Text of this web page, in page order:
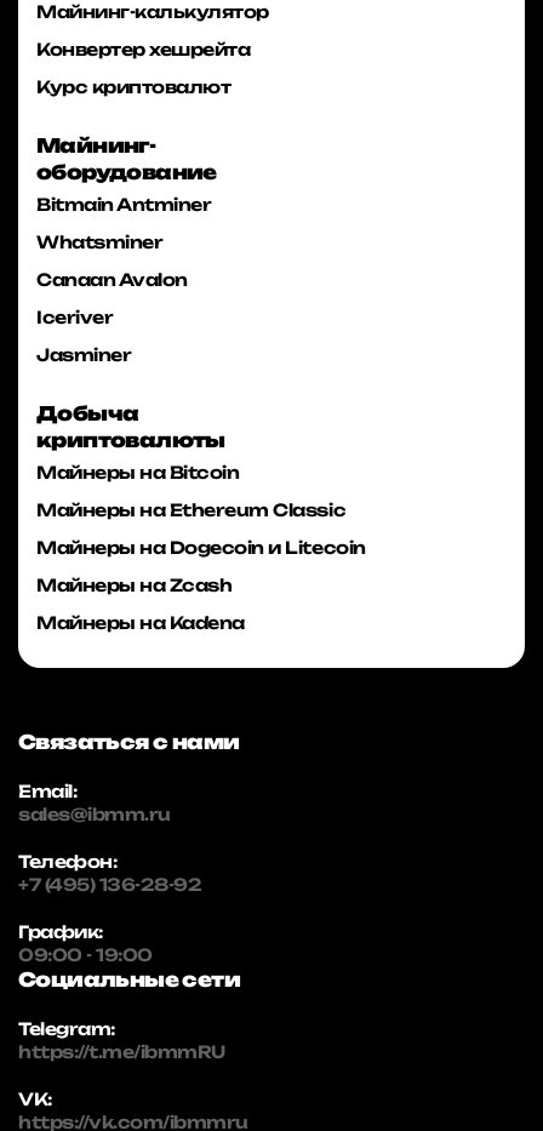
Майнинг-калькулятор
Конвертер хешрейта
Курс криптовалют
Майнинг-
оборудование
Bitmain Antminer
Whatsminer
Canaan Avalon
Iceriver
Jasminer
Добыча
криптовалюты
Майнеры на Bitcoin
Майнеры на Ethereum Classic
Майнеры на Dogecoin и Litecoin
Майнеры на Zcash
Майнеры на Kadena
Связаться с нами
Email:
sales@ibmm.ru
Телефон:
+7 (495) 136-28-92
График:
09:00 - 19:00
Социальные сети
Telegram:
https://t.me/ibmmRU
VK:
https://vk.com/ibmmru